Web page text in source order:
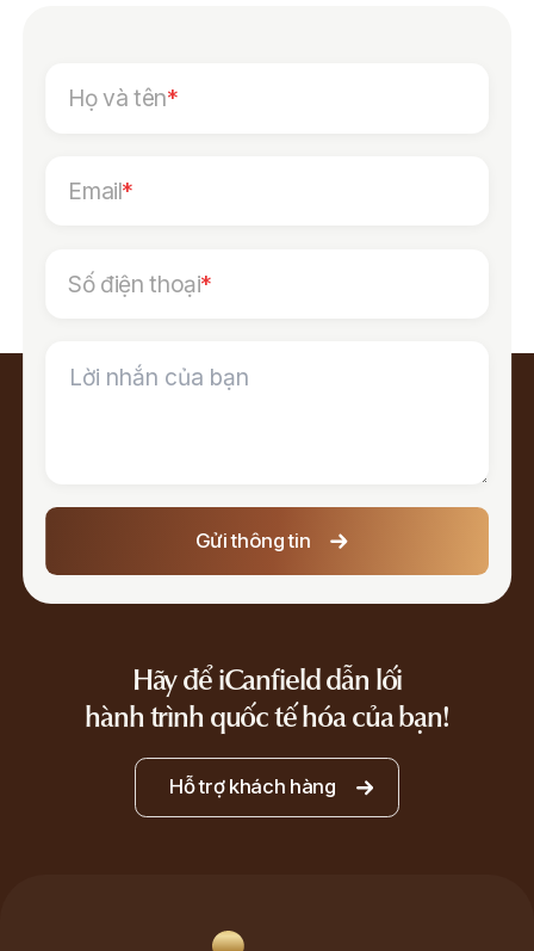
Họ và tên*
Email*
Số điện thoại*
Gửi thông tin
Hãy để iCanfield dẫn lối
hành trình quốc tế hóa của bạn!
Hỗ trợ khách hàng